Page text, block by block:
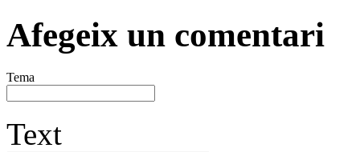
Afegeix un comentari
Tema
Text